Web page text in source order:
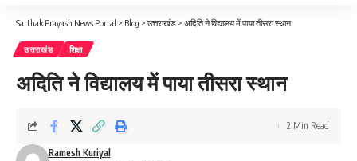
Sarthak Prayash News Portal > Blog > उत्तराखंड > अदिति ने विद्यालय में पाया तीसरा स्थान
उत्तराखंड शिक्षा
अदिति ने विद्यालय में पाया तीसरा स्थान
Ramesh Kuriyal
2 Min Read